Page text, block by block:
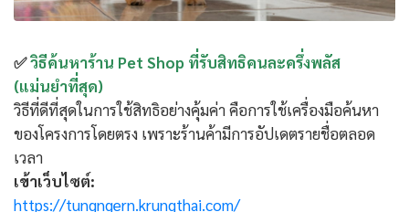
✅วิธีค้นหาร้าน Pet Shop ที่รับสิทธิคนละครึ่งพลัส
(แม่นยำที่สุด)
วิธีที่ดีที่สุดในการใช้สิทธิอย่างคุ้มค่า คือการใช้เครื่องมือค้นหา
ของโครงการโดยตรง เพราะร้านค้ามีการอัปเดตรายชื่อตลอด
เวลา
เข้าเว็บไซต์:
https://tungngern.krungthai.com/